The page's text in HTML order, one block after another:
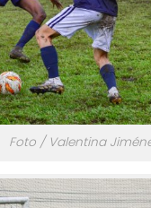
Foto / Valentina